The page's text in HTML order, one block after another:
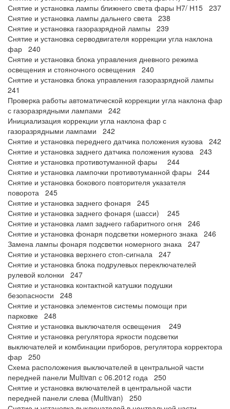
Снятие и установка лампы ближнего света фары Н7/ Н15 237
Снятие и установка лампы дальнего света 238
Снятие и установка газоразрядной лампы 239
Снятие и установка серводвигателя коррекции угла наклона
фар 240
Снятие и установка блока управления дневного режима
освещения и стояночного освещения 240
Снятие и установка блока управления газоразрядной лампы
241
Проверка работы автоматической коррекции угла наклона фар
с газоразрядными лампами 242
Инициализация коррекции угла наклона фар с
газоразрядными лампами 242
Снятие и установка переднего датчика положения кузова 242
Снятие и установка заднего датчика положения кузова 243
Снятие и установка противотуманной фары 244
Снятие и установка лампочки противотуманной фары 244
Снятие и установка бокового повторителя указателя
поворота 245
Снятие и установка заднего фонаря 245
Снятие и установка заднего фонаря (шасси) 245
Снятие и установка ламп заднего габаритного огня 246
Снятие и установка фонаря подсветки номерного знака 246
Замена лампы фонаря подсветки номерного знака 247
Снятие и установка верхнего стоп-сигнала 247
Снятие и установка блока подрулевых переключателей
рулевой колонки 247
Снятие и установка контактной катушки подушки
безопасности 248
Снятие и установка элементов системы помощи при
парковке 248
Снятие и установка выключателя освещения 249
Снятие и установка регулятора яркости подсветки
выключателей и комбинации приборов, регулятора корректора
фар 250
Схема расположения выключателей в центральной части
передней панели Multivan с 06.2012 года 250
Снятие и установка включателей в центральной части
передней панели слева (Multivan) 250